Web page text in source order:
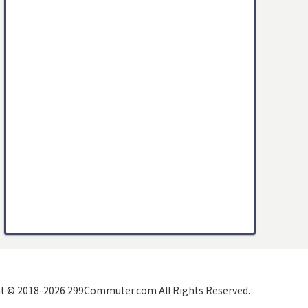
© 2018-2026 299Commuter.com All Rights Reserved.